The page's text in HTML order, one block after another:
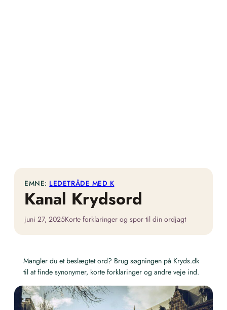
EMNE: LEDETRÅDE MED K
Kanal Krydsord
juni 27, 2025Korte forklaringer og spor til din ordjagt
Mangler du et beslægtet ord? Brug søgningen på Kryds.dk
til at finde synonymer, korte forklaringer og andre veje ind.